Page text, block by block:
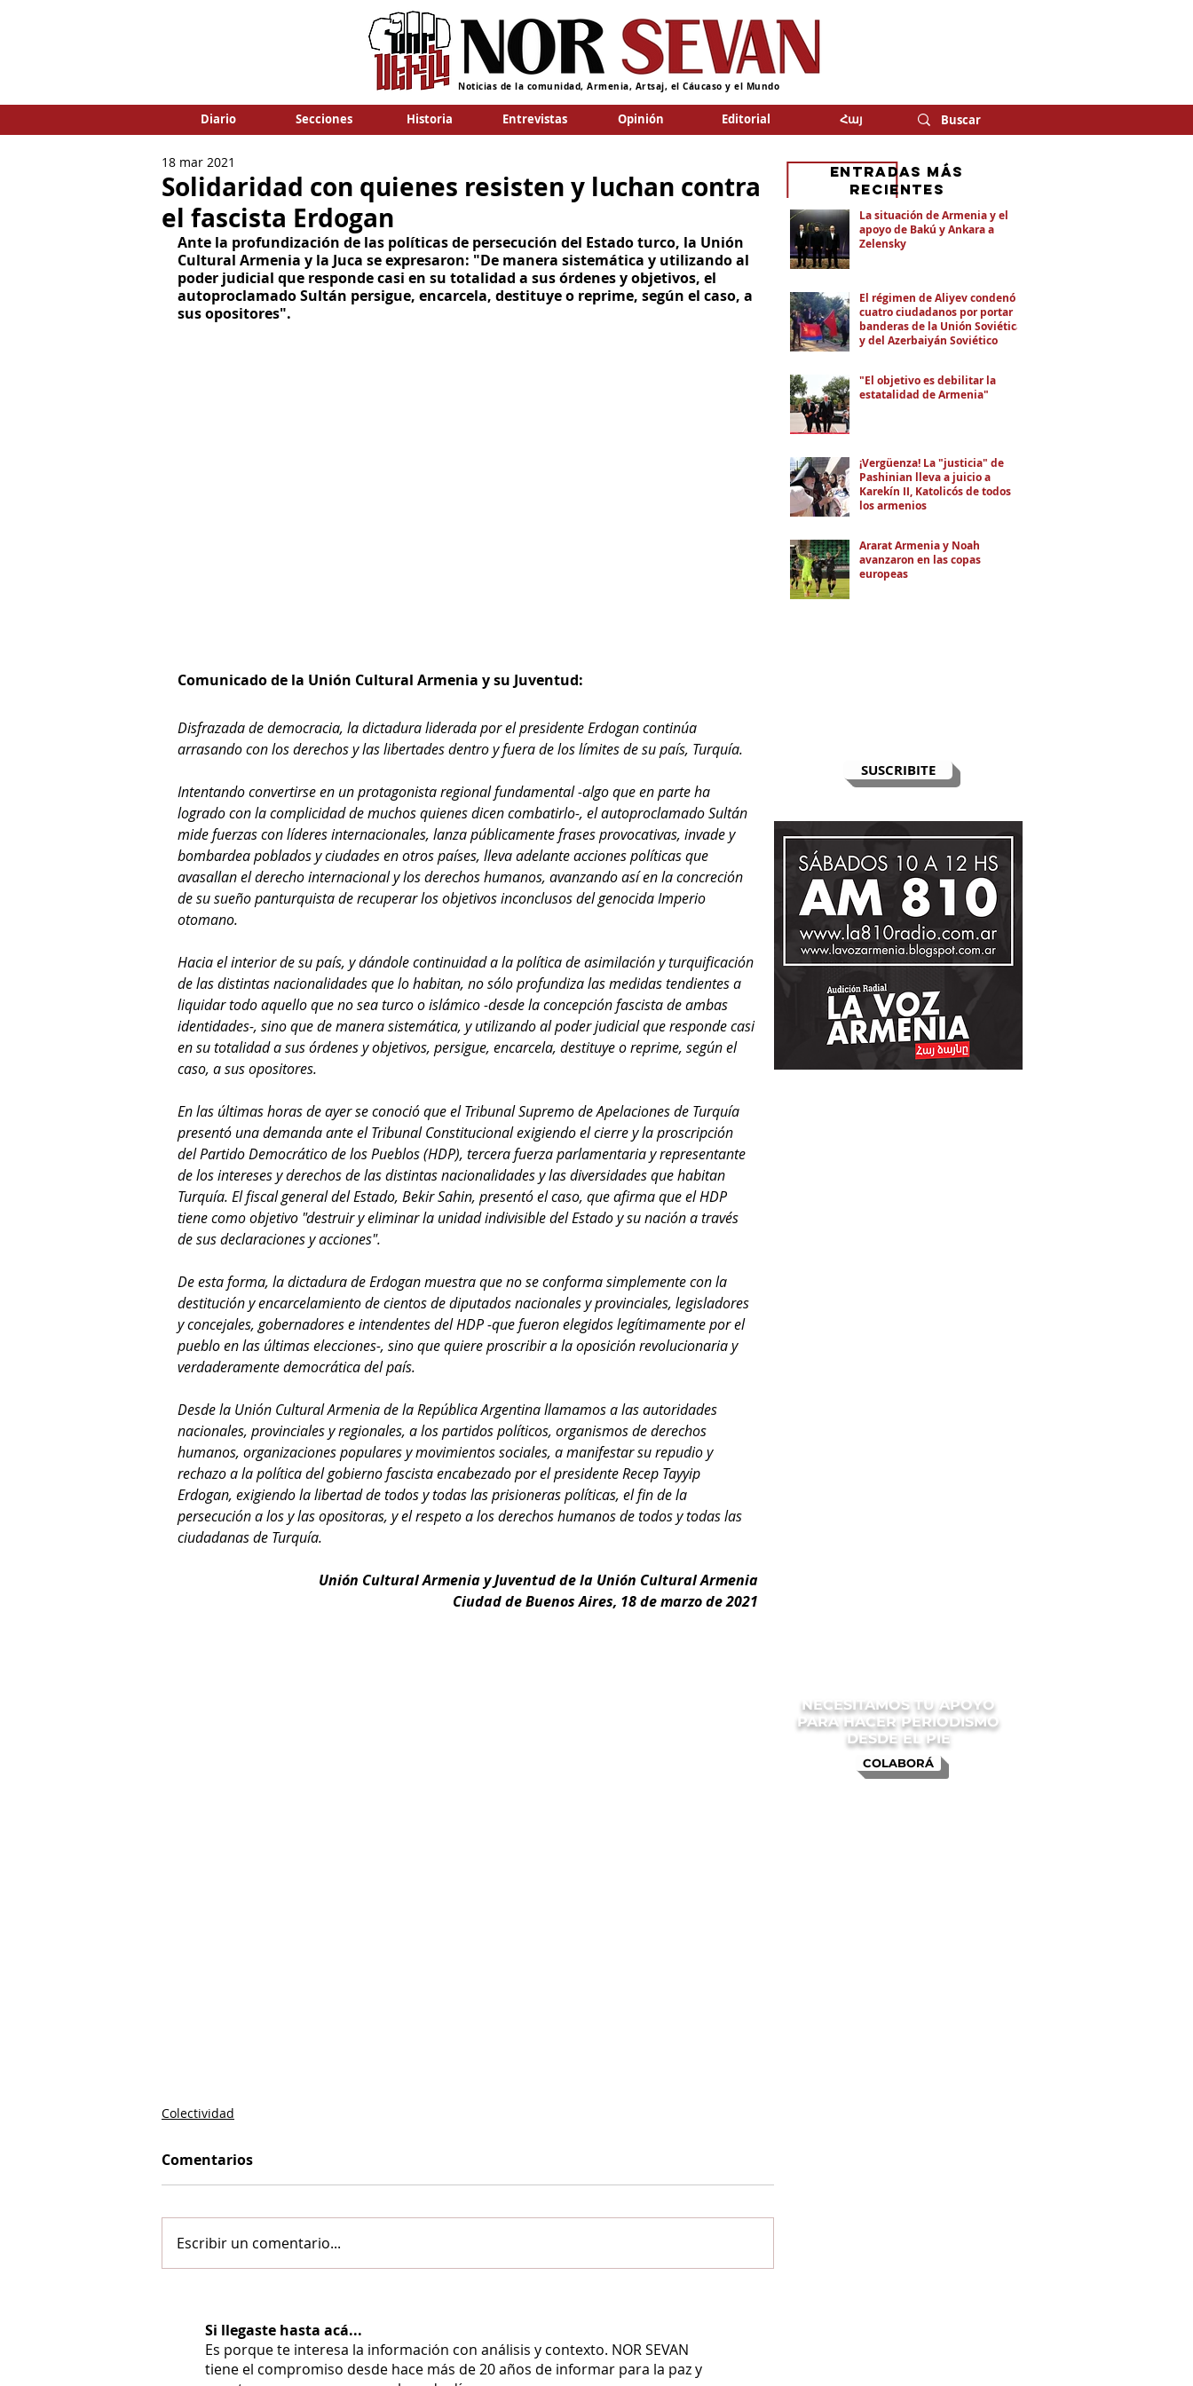
Noticias de la comunidad, Armenia, Artsaj, el Cáucaso y el Mundo
Diario Secciones Historia Entrevistas Opinión Editorial Հայ
Solidaridad con quienes resisten y luchan contra
el fascista Erdogan
18 mar 2021
Ante la profundización de las políticas de persecución del Estado turco, la Unión
Cultural Armenia y la Juca se expresaron: "De manera sistemática y utilizando al
poder judicial que responde casi en su totalidad a sus órdenes y objetivos, el
autoproclamado Sultán persigue, encarcela, destituye o reprime, según el caso, a
sus opositores".
Comunicado de la Unión Cultural Armenia y su Juventud:
Disfrazada de democracia, la dictadura liderada por el presidente Erdogan continúa
arrasando con los derechos y las libertades dentro y fuera de los límites de su país, Turquía.
Intentando convertirse en un protagonista regional fundamental -algo que en parte ha
logrado con la complicidad de muchos quienes dicen combatirlo-, el autoproclamado Sultán
mide fuerzas con líderes internacionales, lanza públicamente frases provocativas, invade y
bombardea poblados y ciudades en otros países, lleva adelante acciones políticas que
avasallan el derecho internacional y los derechos humanos, avanzando así en la concreción
de su sueño panturquista de recuperar los objetivos inconclusos del genocida Imperio
otomano.
Hacia el interior de su país, y dándole continuidad a la política de asimilación y turquificación
de las distintas nacionalidades que lo habitan, no sólo profundiza las medidas tendientes a
liquidar todo aquello que no sea turco o islámico -desde la concepción fascista de ambas
identidades-, sino que de manera sistemática, y utilizando al poder judicial que responde casi
en su totalidad a sus órdenes y objetivos, persigue, encarcela, destituye o reprime, según el
caso, a sus opositores.
En las últimas horas de ayer se conoció que el Tribunal Supremo de Apelaciones de Turquía
presentó una demanda ante el Tribunal Constitucional exigiendo el cierre y la proscripción
del Partido Democrático de los Pueblos (HDP), tercera fuerza parlamentaria y representante
de los intereses y derechos de las distintas nacionalidades y las diversidades que habitan
Turquía. El fiscal general del Estado, Bekir Sahin, presentó el caso, que afirma que el HDP
tiene como objetivo "destruir y eliminar la unidad indivisible del Estado y su nación a través
de sus declaraciones y acciones".
De esta forma, la dictadura de Erdogan muestra que no se conforma simplemente con la
destitución y encarcelamiento de cientos de diputados nacionales y provinciales, legisladores
y concejales, gobernadores e intendentes del HDP -que fueron elegidos legítimamente por el
pueblo en las últimas elecciones-, sino que quiere proscribir a la oposición revolucionaria y
verdaderamente democrática del país.
Desde la Unión Cultural Armenia de la República Argentina llamamos a las autoridades
nacionales, provinciales y regionales, a los partidos políticos, organismos de derechos
humanos, organizaciones populares y movimientos sociales, a manifestar su repudio y
rechazo a la política del gobierno fascista encabezado por el presidente Recep Tayyip
Erdogan, exigiendo la libertad de todos y todas las prisioneras políticas, el fin de la
persecución a los y las opositoras, y el respeto a los derechos humanos de todos y todas las
ciudadanas de Turquía.
Unión Cultural Armenia y Juventud de la Unión Cultural Armenia
Ciudad de Buenos Aires, 18 de marzo de 2021
Colectividad
Comentarios
Escribir un comentario...
SUSCRIBITE
La situación de Armenia y el
apoyo de Bakú y Ankara a
Zelensky
El régimen de Aliyev condenó a
cuatro ciudadanos por portar
banderas de la Unión Soviética
y del Azerbaiyán Soviético
"El objetivo es debilitar la
estatalidad de Armenia"
¡Vergüenza! La "justicia" de
Pashinian lleva a juicio a
Karekín II, Katolicós de todos
los armenios
Ararat Armenia y Noah
avanzaron en las copas
europeas
eNTRADAS MÁS
RECIENTES
COLABORÁ
NECESITAMOS TU APOYO
PARA HACER PERIODISMO
DESDE EL PIE
Si llegaste hasta acá...
Es porque te interesa la información con análisis y contexto. NOR SEVAN
tiene el compromiso desde hace más de 20 años de informar para la paz y